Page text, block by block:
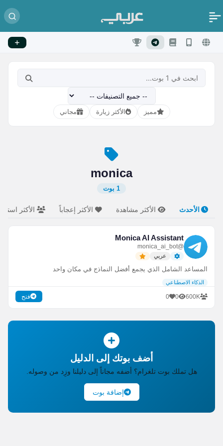
مميز الأكثر زيارة مجاني
monica
1 بوت
الأحدث الأكثر مشاهدة الأكثر إعجاباً الأكثر
Monica AI Assistant
@monica_ai_bot
عربي
المساعد الشامل الذي يجمع أفضل النماذج في مكان واحد
الذكاء الاصطناعي
600K
0
0 فتح
أضف بوتك إلى الدليل
هل تملك بوت تلغرام؟ أضفه مجاناً إلى دليلنا وزِد من وصوله.
إضافة بوت